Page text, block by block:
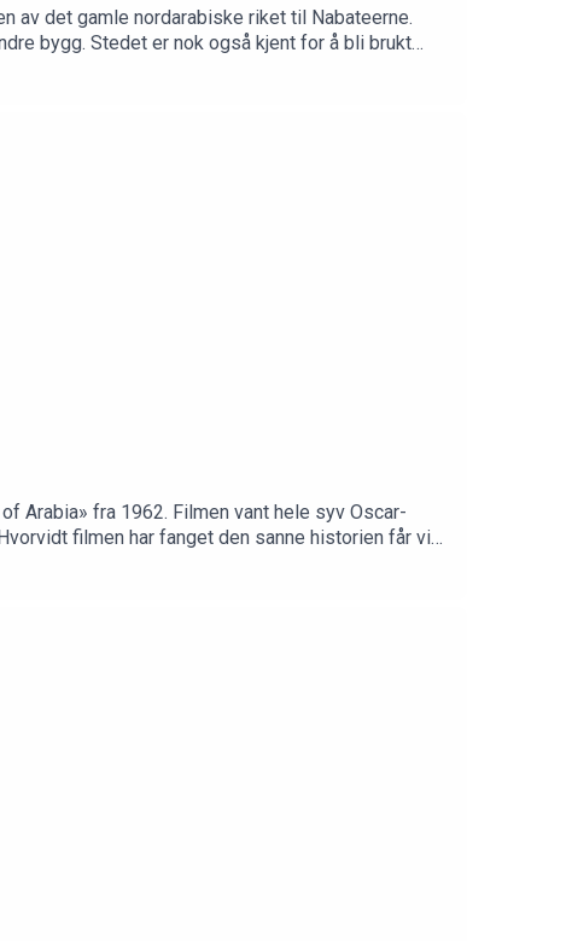
av det gamle nordarabiske riket til Nabateerne.
bygg. Stedet er nok også kjent for å bli brukt
Arabia» fra 1962. Filmen vant hele syv Oscar-
filmen har fanget den sanne historien får vi